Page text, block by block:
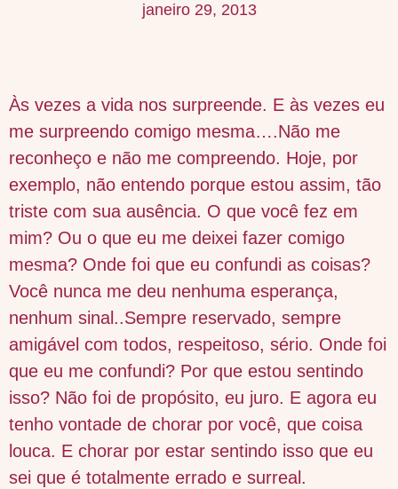
janeiro 29, 2013
Às vezes a vida nos surpreende. E às vezes eu
me surpreendo comigo mesma….Não me
reconheço e não me compreendo. Hoje, por
exemplo, não entendo porque estou assim, tão
triste com sua ausência. O que você fez em
mim? Ou o que eu me deixei fazer comigo
mesma? Onde foi que eu confundi as coisas?
Você nunca me deu nenhuma esperança,
nenhum sinal..Sempre reservado, sempre
amigável com todos, respeitoso, sério. Onde foi
que eu me confundi? Por que estou sentindo
isso? Não foi de propósito, eu juro. E agora eu
tenho vontade de chorar por você, que coisa
louca. E chorar por estar sentindo isso que eu
sei que é totalmente errado e surreal.